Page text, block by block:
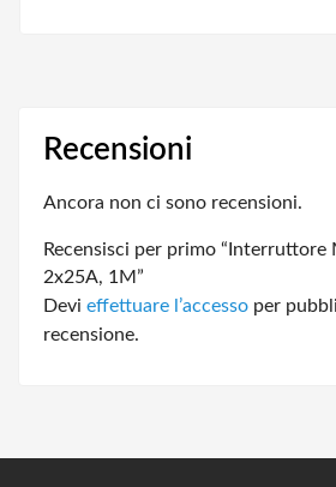
Recensioni
Ancora non ci sono recensioni.
Recensisci per primo
2x25A, 1M”
Devi effettuare l’accesso per
recensione.